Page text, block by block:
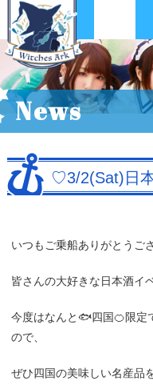
News
♡3/2(Sat)日
いつもご乗船ありがとう
皆さんの大好きな日本酒イ
今度はなんと🐟四国🍊限定
ので、
ぜひ四国の美味しい名産品